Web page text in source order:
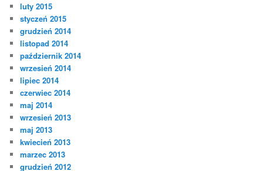
luty 2015
styczeń 2015
grudzień 2014
listopad 2014
październik 2014
wrzesień 2014
lipiec 2014
czerwiec 2014
maj 2014
wrzesień 2013
maj 2013
kwiecień 2013
marzec 2013
grudzień 2012